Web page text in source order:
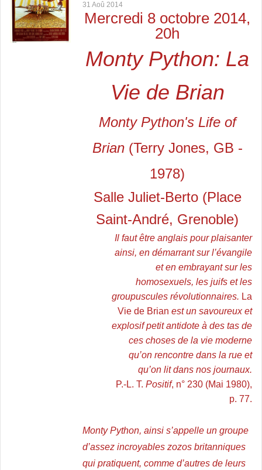
31 Aoû 2014
Mercredi 8 octobre 2014,
20h
Monty Python: La
Vie de Brian
Monty Python's Life of
Brian (Terry Jones, GB -
1978)
Salle Juliet-Berto (Place
Saint-André, Grenoble)
Il faut être anglais pour plaisanter
ainsi, en démarrant sur l’évangile
et en embrayant sur les
homosexuels, les juifs et les
groupuscules révolutionnaires. La
Vie de Brian est un savoureux et
explosif petit antidote à des tas de
ces choses de la vie moderne
qu’on rencontre dans la rue et
qu’on lit dans nos journaux.
P.-L. T. Positif, n° 230 (Mai 1980),
p. 77.
Monty Python, ainsi s’appelle un groupe
d’assez incroyables zozos britanniques
qui pratiquent, comme d’autres de leurs